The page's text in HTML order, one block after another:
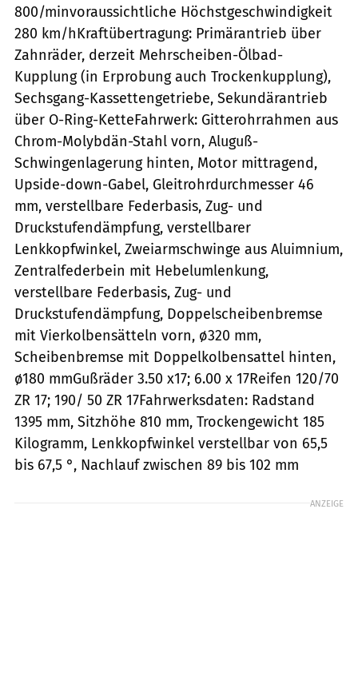
800/minvoraussichtliche Höchstgeschwindigkeit
280 km/hKraftübertragung: Primärantrieb über
Zahnräder, derzeit Mehrscheiben-Ölbad-
Kupplung (in Erprobung auch Trockenkupplung),
Sechsgang-Kassettengetriebe, Sekundärantrieb
über O-Ring-KetteFahrwerk: Gitterohrrahmen aus
Chrom-Molybdän-Stahl vorn, Aluguß-
Schwingenlagerung hinten, Motor mittragend,
Upside-down-Gabel, Gleitrohrdurchmesser 46
mm, verstellbare Federbasis, Zug- und
Druckstufendämpfung, verstellbarer
Lenkkopfwinkel, Zweiarmschwinge aus Aluimnium,
Zentralfederbein mit Hebelumlenkung,
verstellbare Federbasis, Zug- und
Druckstufendämpfung, Doppelscheibenbremse
mit Vierkolbensätteln vorn, ø320 mm,
Scheibenbremse mit Doppelkolbensattel hinten,
ø180 mmGußräder 3.50 x17; 6.00 x 17Reifen 120/70
ZR 17; 190/ 50 ZR 17Fahrwerksdaten: Radstand
1395 mm, Sitzhöhe 810 mm, Trockengewicht 185
Kilogramm, Lenkkopfwinkel verstellbar von 65,5
bis 67,5 °, Nachlauf zwischen 89 bis 102 mm
ANZEIGE